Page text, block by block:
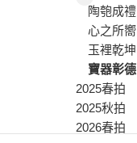
陶匏成禮
心之所嚮
玉裡乾坤
寶器彰德
2025春拍
2025秋拍
2026春拍